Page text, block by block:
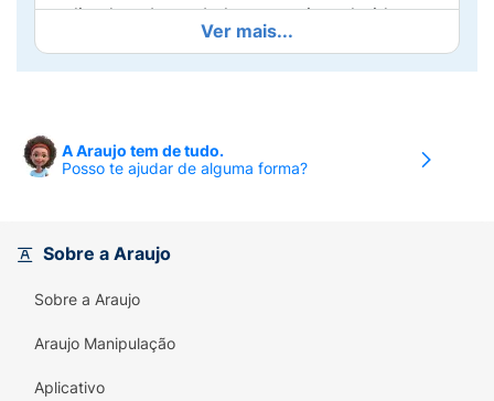
aplicado sobre cabelos naturais, coloridos,
relaxados e alisados.
Ativador 90 ml.1 par de luvas.01 Folheto
Explicativo.
Ver mais...
A Araujo tem de tudo.
Posso te ajudar de alguma forma?
Sobre a Araujo
Sobre a Araujo
Araujo Manipulação
Aplicativo